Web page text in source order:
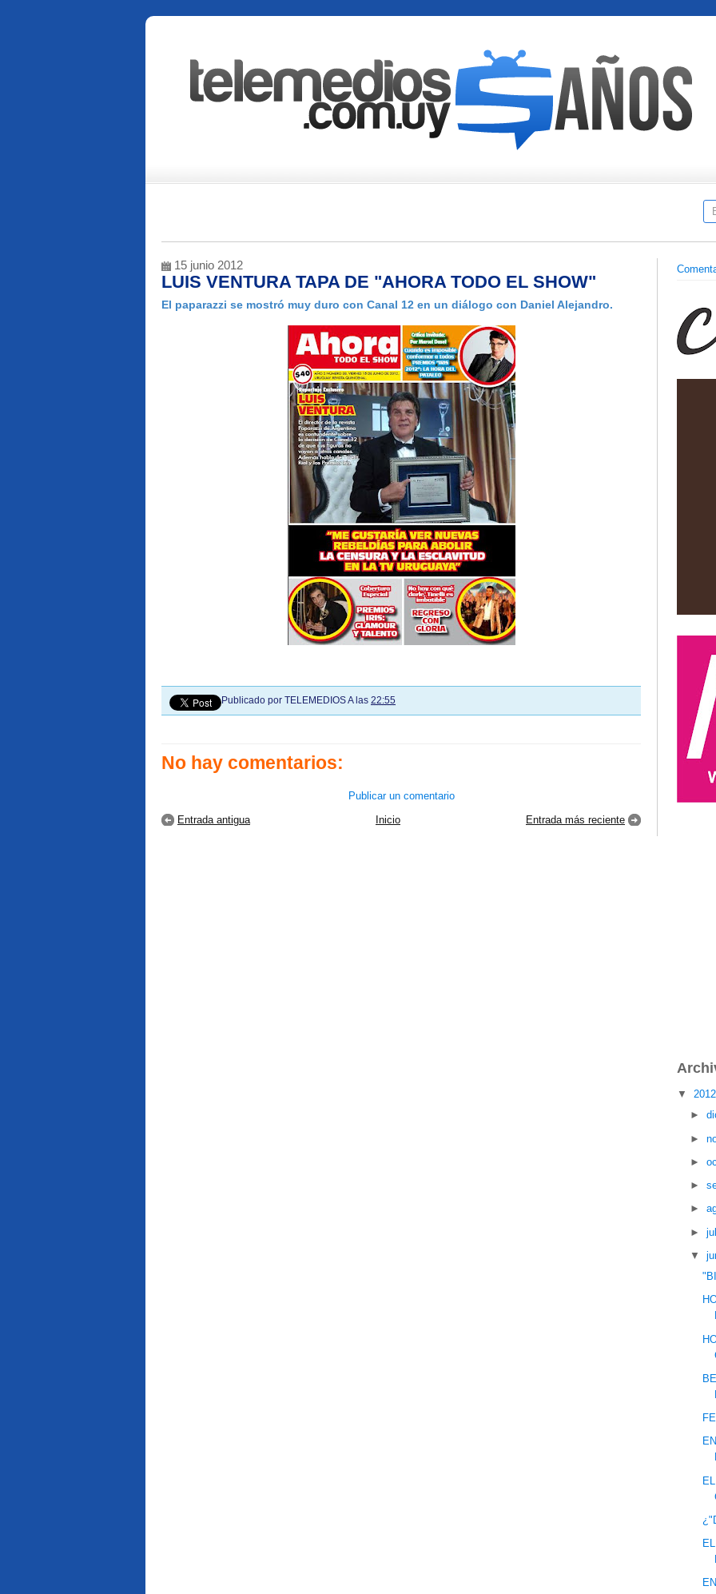
15 junio 2012
LUIS VENTURA TAPA DE "AHORA TODO EL SHOW"
El paparazzi se mostró muy duro con Canal 12 en un diálogo con Daniel Alejandro.
Publicado por TELEMEDIOSA las 22:55
No hay comentarios:
Publicar un comentario
Entrada más reciente
Entrada antigua Inicio
▼
►
►
►
►
►
►
▼